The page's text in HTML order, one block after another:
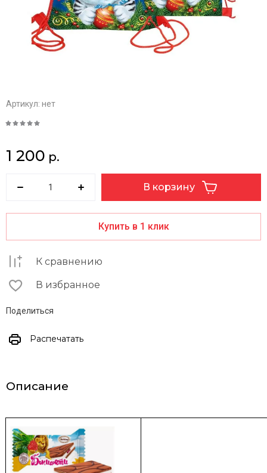
Артикул: нет
1 200 р.
В корзину
Купить в 1 клик
К сравнению
В избранное
Поделиться
Распечатать
Описание